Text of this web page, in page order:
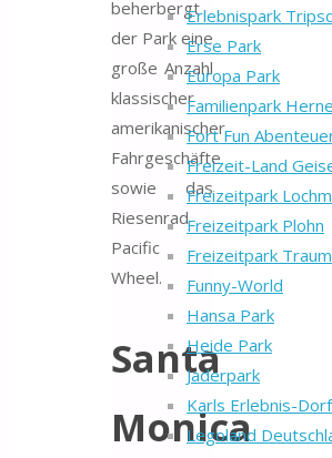
Erlebnispark
Erse Park
Europa Park
Familienpark Herne
Fort Fun
Freizeit-Land
Freizeitpark
Freizeitpark Plohn
Freizeitpark
Funny-World
Hansa Park
Heide Park
Jaderpark
Karls Erlebnis-
Legoland
beherbergt
der Park eine
große Anzahl
klassischer
amerikanischer
Fahrgeschäfte
sowie das
Riesenrad
Pacific
Wheel.
Santa
Monica